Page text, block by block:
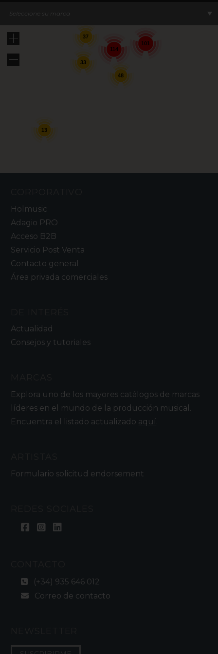
Seleccione su marca
114
101
13
33
37
48
Holmusic
Adagio PRO
Acceso B2B
Servicio Post Venta
Contacto general
Área privada comerciales
Actualidad
Consejos y tutoriales
Explora uno de los mayores catálogos de marcas
líderes en el mundo de la producción musical.
Encuentra el listado actualizado aquí.
Formulario solicitud endorsement
(+34) 935 646 012
Correo de contacto